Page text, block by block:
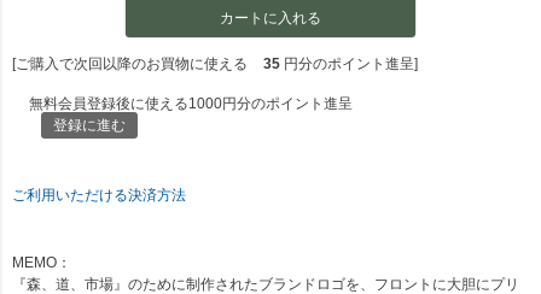
カートに入れる
[ご購入で次回以降のお買物に使える 35 円分のポイント進呈]
無料会員登録後に使える1000円分のポイント進呈
登録に進む
ご利用いただける決済方法
MEMO：
『森、道、市場』のために制作されたブランドロゴを、フロントに大胆にプリ